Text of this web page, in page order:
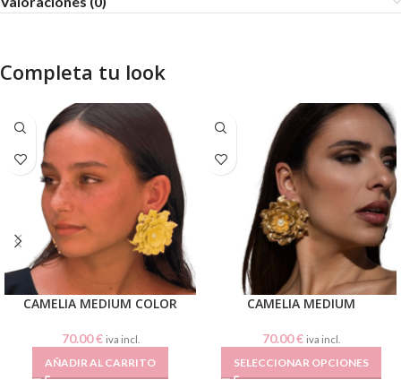
Completa tu look
CAMELIA MEDIUM COLOR
70.00€ iva incl.
AÑADIR AL CARRITO
CAMELIA MEDIUM
70.00€ iva incl.
SELECCIONAR OPCIONES